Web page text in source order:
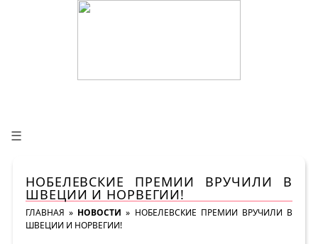
☰
НОБЕЛЕВСКИЕ ПРЕМИИ ВРУЧИЛИ В
ШВЕЦИИ И НОРВЕГИИ!
ГЛАВНАЯ » НОВОСТИ » НОБЕЛЕВСКИЕ ПРЕМИИ ВРУЧИЛИ В
ШВЕЦИИ И НОРВЕГИИ!